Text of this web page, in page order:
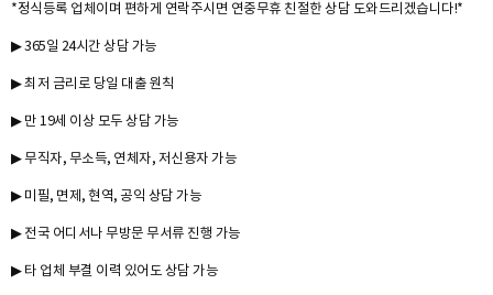
*정식등록 업체이며 편하게 연락주시면 연중무휴 친절한 상담 도와드리겠습니다!*
▶ 365일 24시간 상담 가능
▶ 최저 금리로 당일 대출 원칙
▶ 만 19세 이상 모두 상담 가능
▶ 무직자, 무소득, 연체자, 저신용자 가능
▶ 미필, 면제, 현역, 공익 상담 가능
▶ 전국 어디서나 무방문 무서류 진행 가능
▶ 타 업체 부결 이력 있어도 상담 가능